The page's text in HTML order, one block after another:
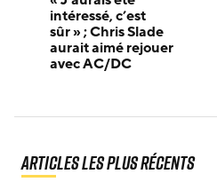
intéressé, c’est
sûr » ; Chris Slade
aurait aimé rejouer
avec AC/DC
Articles les plus récents